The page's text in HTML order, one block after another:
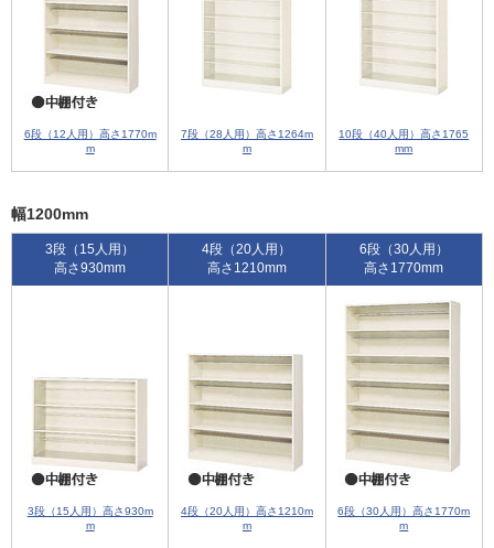
6段（12人用）高さ1770m
m
7段（28人用）高さ1264m
m
10段（40人用）高さ1765
mm
幅1200mm
3段（15人用）
高さ930mm
3段（15人用）高さ930m
m
4段（20人用）
高さ1210mm
4段（20人用）高さ1210m
m
6段（30人用）
高さ1770mm
6段（30人用）高さ1770m
m